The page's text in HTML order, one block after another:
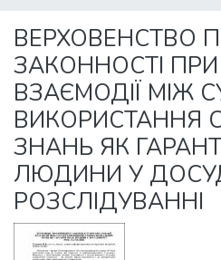
Statistics
ВЕРХОВЕНСТВО
ЗАКОННОСТІ ПРИ
ВЗАЄМОДІЇ МІЖ
ВИКОРИСТАННЯ
ЗНАНЬ ЯК
ЛЮДИНИ У
РОЗСЛІДУВАННІ